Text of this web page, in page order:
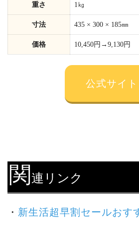
重さ 1㎏
寸法 435 × 300 × 185㎜
価格 10,450円→9,130円
公式サイト
関連リンク
・ 新生活超早割セールおす